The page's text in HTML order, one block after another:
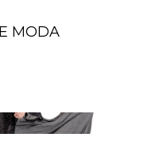
MODA